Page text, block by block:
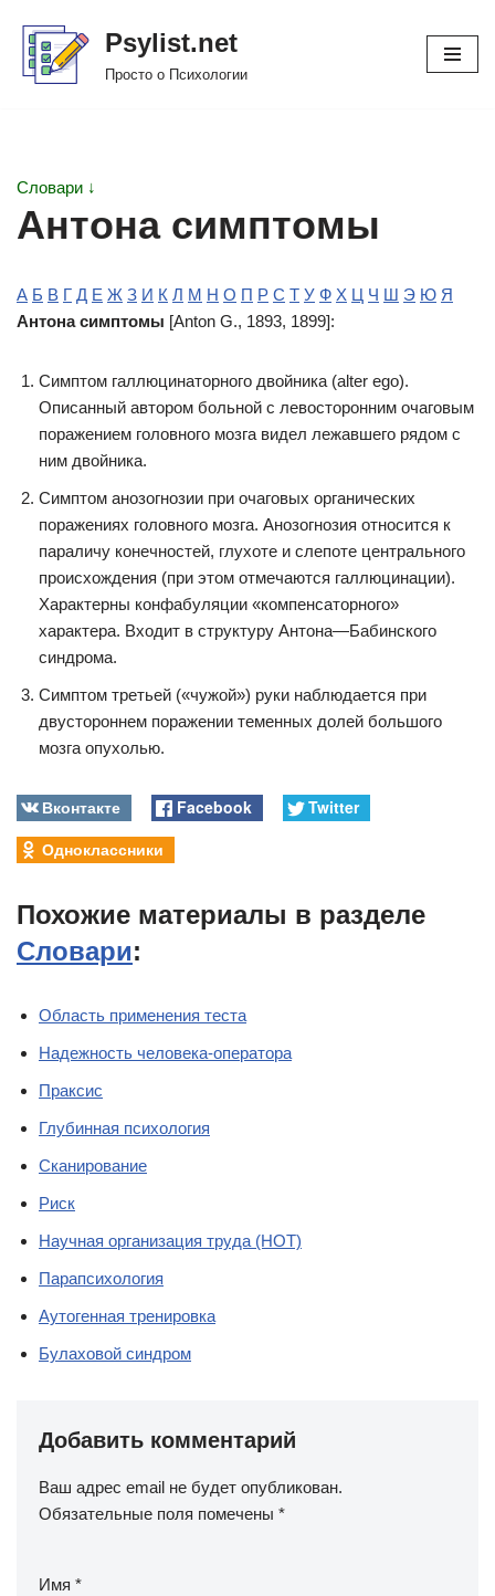
Перейти
Psylist.net
Просто о Психологии
Словари ↓
Антона симптомы
А Б В Г Д Е Ж З И К Л М Н О П Р С Т У Ф Х Ц Ч Ш Э Ю Я
Антона симптомы [Anton G., 1893, 1899]:
Симптом галлюцинаторного двойника (alter ego).
Описанный автором больной с левосторонним очаговым
поражением головного мозга видел лежавшего рядом с
ним двойника.
Симптом анозогнозии при очаговых органических
поражениях головного мозга. Анозогнозия относится к
параличу конечностей, глухоте и слепоте центрального
происхождения (при этом отмечаются галлюцинации).
Характерны конфабуляции «компенсаторного»
характера. Входит в структуру Антона—Бабинского
синдрома.
Симптом третьей («чужой») руки наблюдается при
двустороннем поражении теменных долей большого
мозга опухолью.
Вконтакте Facebook
Twitter
Одноклассники
Похожие материалы в разделе
Словари:
Область применения теста
Надежность человека-оператора
Праксис
Глубинная психология
Сканирование
Риск
Научная организация труда (НОТ)
Парапсихология
Аутогенная тренировка
Булаховой синдром
Добавить комментарий
Ваш адрес email не будет опубликован.
Обязательные поля помечены *
Имя *